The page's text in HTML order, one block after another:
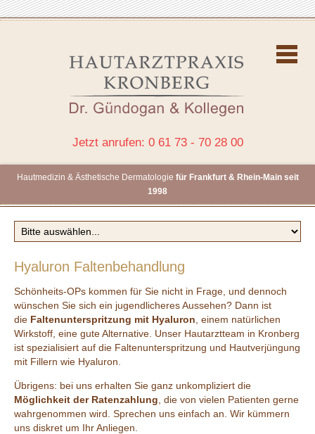
Jetzt anrufen: 0 61 73 - 70 28 00
Hautmedizin & Ästhetische Dermatologie für Frankfurt & Rhein-Main seit
1998
Hyaluron Faltenbehandlung
Schönheits-OPs kommen für Sie nicht in Frage, und dennoch
wünschen Sie sich ein jugendlicheres Aussehen? Dann ist
die Faltenunterspritzung mit Hyaluron , einem natürlichen
Wirkstoff, eine gute Alternative. Unser Hautarztteam in Kronberg
ist spezialisiert auf die Faltenunterspritzung und Hautverjüngung
mit Fillern wie Hyaluron.
Übrigens: bei uns erhalten Sie ganz unkompliziert die
Möglichkeit der Ratenzahlung , die von vielen Patienten gerne
wahrgenommen wird. Sprechen uns einfach an. Wir kümmern
uns diskret um Ihr Anliegen.